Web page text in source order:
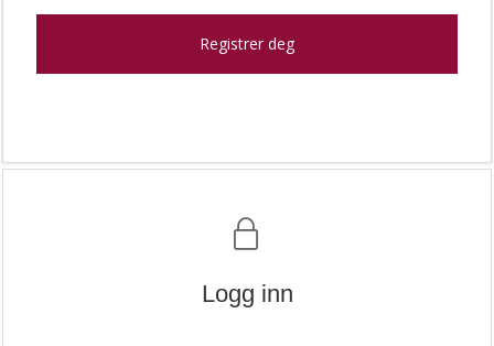
Registrer deg
Logg inn